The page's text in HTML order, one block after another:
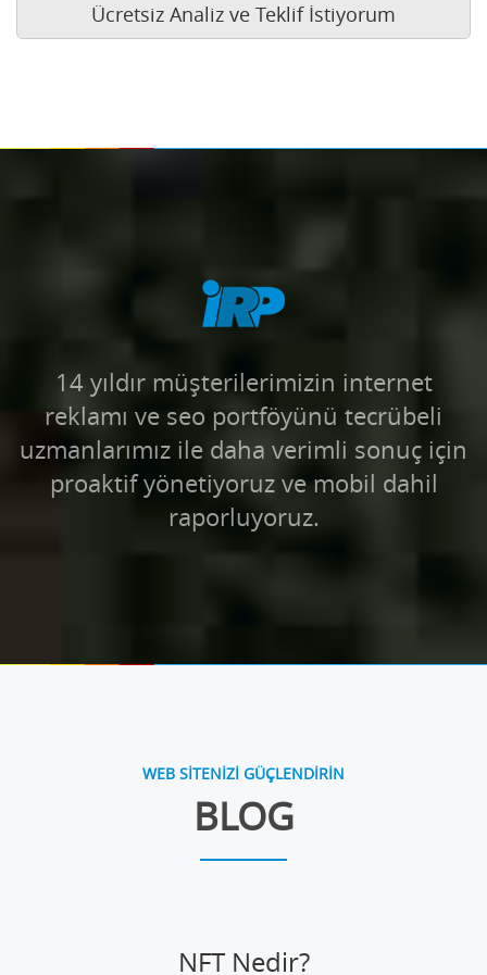
Ücretsiz Analiz ve Teklif İstiyorum
14 yıldır müşterilerimizin internet
reklamı ve seo portföyünü tecrübeli
uzmanlarımız ile daha verimli sonuç için
proaktif yönetiyoruz ve mobil dahil
raporluyoruz.
WEB SİTENİZİ GÜÇLENDİRİN
BLOG
NFT Nedir?